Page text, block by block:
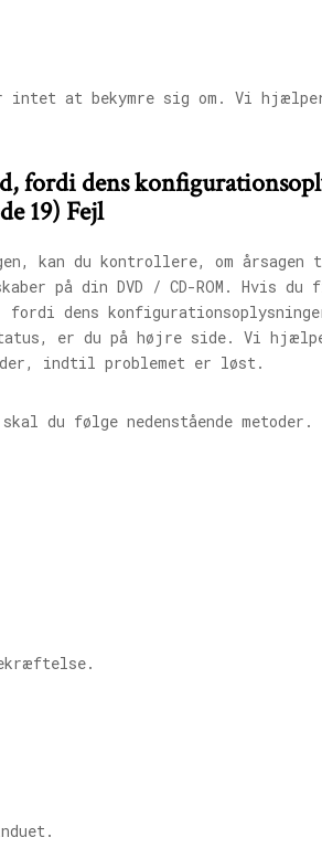
intet at bekymre sig om. Vi
fordi dens
19) Fejl
kan du kontrollere, om
på din DVD / CD-ROM. Hvis du
fordi dens
er du på højre side. Vi
indtil problemet er løst.
du følge nedenstående metoder.